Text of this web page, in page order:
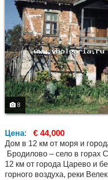
8
Цена: € 44,000
Дом в 12 км от моря и
Бродилово – село в горах Странджа, расположенное в
12 км от города Царево и
горного воздуха, реки